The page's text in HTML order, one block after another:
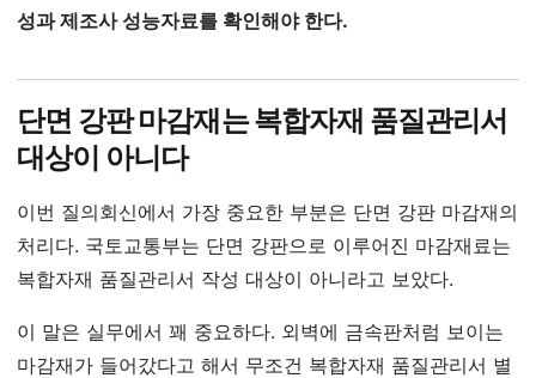
성과 제조사 성능자료를 확인해야 한다.
단면 강판 마감재는 복합자재 품질관리서
대상이 아니다
이번 질의회신에서 가장 중요한 부분은 단면 강판 마감재의
처리다. 국토교통부는 단면 강판으로 이루어진 마감재료는
복합자재 품질관리서 작성 대상이 아니라고 보았다.
이 말은 실무에서 꽤 중요하다. 외벽에 금속판처럼 보이는
마감재가 들어갔다고 해서 무조건 복합자재 품질관리서 별